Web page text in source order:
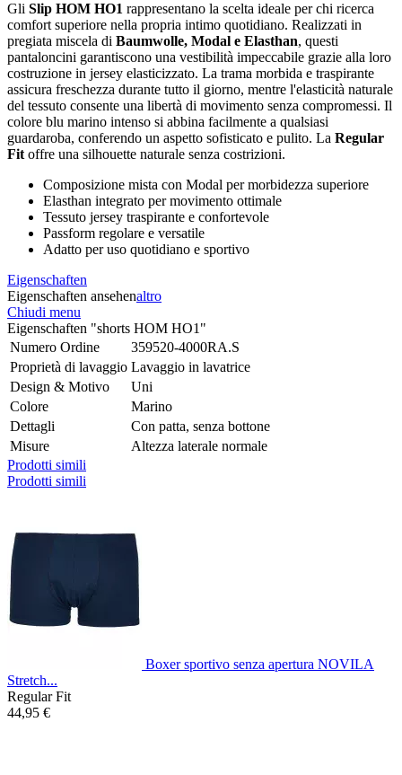
Gli Slip HOM HO1 rappresentano la scelta ideale per chi ricerca
comfort superiore nella propria intimo quotidiano. Realizzati in
pregiata miscela di Baumwolle, Modal e Elasthan, questi
pantaloncini garantiscono una vestibilità impeccabile grazie alla loro
costruzione in jersey elasticizzato. La trama morbida e traspirante
assicura freschezza durante tutto il giorno, mentre l'elasticità naturale
del tessuto consente una libertà di movimento senza compromessi. Il
colore blu marino intenso si abbina facilmente a qualsiasi
guardaroba, conferendo un aspetto sofisticato e pulito. La Regular
Fitoffre una silhouette naturale senza costrizioni.
Composizione mista con Modal per morbidezza superiore
Elasthan integrato per movimento ottimale
Tessuto jersey traspirante e confortevole
Passform regolare e versatile
Adatto per uso quotidiano e sportivo
Eigenschaften
Eigenschaften ansehenaltro
Chiudi menu
Eigenschaften "shorts HOM HO1"
Numero Ordine
359520-4000RA.S
Proprietà di lavaggio Lavaggio in lavatrice
Design & Motivo
Uni
Colore
Marino
Dettagli
Con patta, senza bottone
Misure
Altezza laterale normale
Prodotti simili
Prodotti simili
Boxer sportivo senza apertura NOVILA
Stretch...
Regular Fit
44,95 €